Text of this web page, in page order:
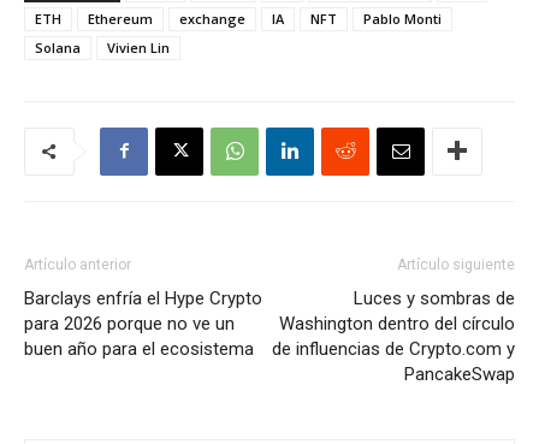
ETH
Ethereum exchange IA NFT
Pablo Monti
Solana
Vivien Lin
Artículo anterior
Barclays enfría el Hype Crypto
para 2026 porque no ve un
buen año para el ecosistema
Artículo siguiente
Luces y sombras de
Washington dentro del círculo
de influencias de Crypto.com y
PancakeSwap